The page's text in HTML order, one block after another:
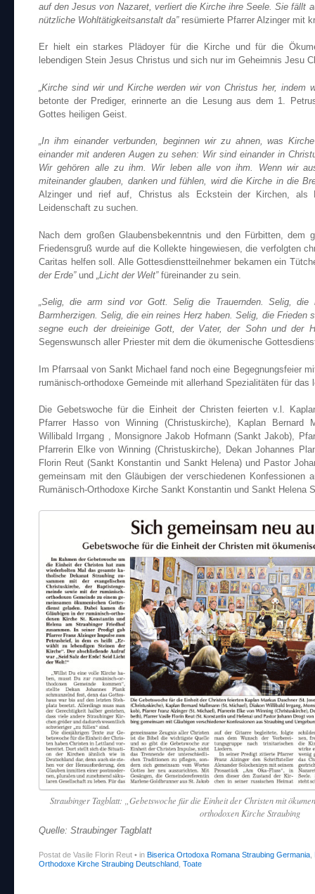
auf den Jesus von Nazaret, verliert die Kirche ihre Seele. Sie fällt
nützliche Wohltätigkeitsanstalt da”resümierte Pfarrer Alzinger mit
Er hielt ein starkes Plädoyer für die Kirche und für die
lebendigen Stein Jesus Christus und sich nur im Geheimnis Jesu
„Kirche sind wir und Kirche werden wir von Christus her, indem
betonte der Prediger, erinnerte an die Lesung aus dem 1.
Gottes heiligen Geist.
„In ihm einander verbunden, beginnen wir zu ahnen, was
einander mit anderen Augen zu sehen: Wir sind einander in
Wir gehören alle zu ihm. Wir leben alle von ihm. Wenn wir
miteinander glauben, danken und fühlen, wird die Kirche in die
Alzinger und rief auf, Christus als Eckstein der Kirchen, als
Leidenschaft zu suchen.
Nach dem großen Glaubensbekenntnis und den Fürbitten, dem
Friedensgruß wurde auf die Kollekte hingewiesen, die verfolgten
Caritas helfen soll. Alle Gottesdienstteilnehmer bekamen ein
der Erde”und „Licht der Welt”füreinander zu sein.
„Selig, die arm sind vor Gott. Selig die Trauernden. Selig, die
Barmherzigen. Selig, die ein reines Herz haben. Selig, die Frieden
segne euch der dreieinige Gott, der Vater, der Sohn und der
Segenswunsch aller Priester mit dem die ökumenische
Im Pfarrsaal von Sankt Michael fand noch eine Begegnungsfeier
rumänisch-orthodoxe Gemeinde mit allerhand Spezialitäten für das
Die Gebetswoche für die Einheit der Christen feierten v.l.
Pfarrer Hasso von Winning (Christuskirche), Kaplan Bernard
Willibald Irrgang , Monsignore Jakob Hofmann (Sankt Jakob),
Pfarrerin Elke von Winning (Christuskirche), Dekan Johannes
Florin Reut (Sankt Konstantin und Sankt Helena) und Pastor
gemeinsam mit den Gläubigen der verschiedenen Konfessionen
Rumänisch-Orthodoxe Kirche Sankt Konstantin und Sankt Helena
Straubinger Tagblatt: „Gebetswoche für die Einheit der Christen mit
orthodoxen Kirche Straubing
Quelle: Straubinger Tagblatt
Postat de Vasile Florin Reut • in Biserica Ortodoxa Romana Straubing Germania
Orthodoxe Kirche Straubing Deutschland Toate